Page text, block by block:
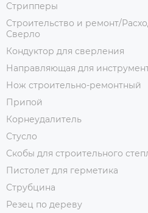
Стрипперы
Строительство и ремонт/
Сверло
Кондуктор для сверления
Направляющая для
Нож строительно-ремонтный
Припой
Корнеудалитель
Стусло
Скобы для строительного
Пистолет для герметика
Струбцина
Резец по дереву